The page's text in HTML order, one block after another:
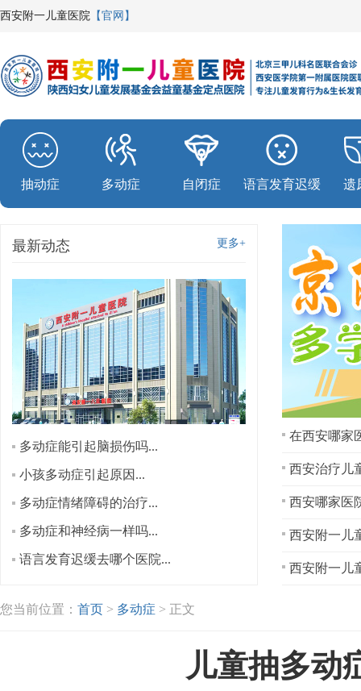
西安附一儿童医院 【官网】
抽动症 多动症 自闭症 语言发育迟缓 遗
更多+
最新动态
多动症能引起脑损伤吗...
小孩多动症引起原因...
多动症情绪障碍的治疗...
多动症和神经病一样吗...
语言发育迟缓去哪个医院...
在西安哪家
西安治疗儿
西安附一儿
西安附一儿
您当前位置： 首页 > 多动症 > 正文
儿童抽多动